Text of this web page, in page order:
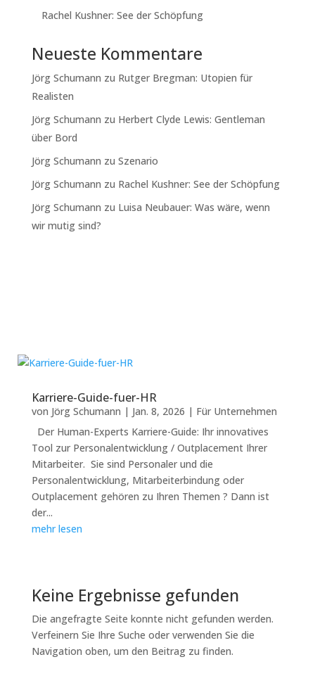
Rachel Kushner: See der Schöpfung
Neueste Kommentare
Jörg Schumann zu Rutger Bregman: Utopien für
Realisten
Jörg Schumann zu Herbert Clyde Lewis: Gentleman
über Bord
Jörg Schumann zu Szenario
Jörg Schumann zu Rachel Kushner: See der Schöpfung
Jörg Schumann zu Luisa Neubauer: Was wäre, wenn
wir mutig sind?
Karriere-Guide-fuer-HR
von Jörg Schumann | Jan. 8, 2026 | Für Unternehmen
Der Human-Experts Karriere-Guide: Ihr innovatives
Tool zur Personalentwicklung / Outplacement Ihrer
Mitarbeiter. Sie sind Personaler und die
Personalentwicklung, Mitarbeiterbindung oder
Outplacement gehören zu Ihren Themen ? Dann ist
der...
mehr lesen
Keine Ergebnisse gefunden
Die angefragte Seite konnte nicht gefunden werden.
Verfeinern Sie Ihre Suche oder verwenden Sie die
Navigation oben, um den Beitrag zu finden.